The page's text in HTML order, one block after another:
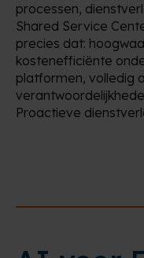
processen,
Shared Service
precies dat:
kostenefficiënte
platformen, volledig
Proactieve